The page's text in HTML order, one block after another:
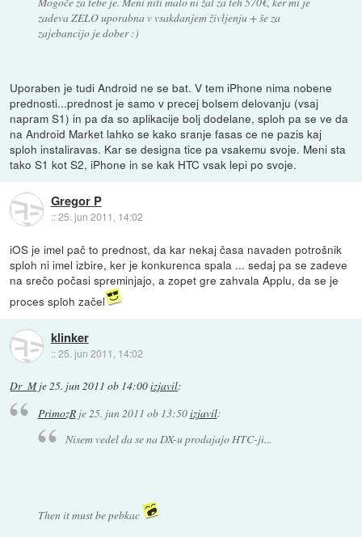
zadeva ZELO uporabna v vsakdanjem življenju + še za
zajebancijo je dober :)
Uporaben je tudi Android ne se bat. V tem iPhone nima nobene
prednosti...prednost je samo v precej bolsem delovanju (vsaj
napram S1) in pa da so aplikacije bolj dodelane, sploh pa se ve da
na Android Market lahko se kako sranje fasas ce ne pazis kaj
sploh instaliravas. Kar se designa tice pa vsakemu svoje. Meni sta
tako S1 kot S2, iPhone in se kak HTC vsak lepi po svoje.
Gregor P
::25. jun 2011, 14:02
iOS je imel pač to prednost, da kar nekaj časa navaden potrošnik
sploh ni imel izbire, ker je konkurenca spala ... sedaj pa se zadeve
na srečo počasi spreminjajo, a zopet gre zahvala Applu, da se je
proces sploh začel
klinker
::25. jun 2011, 14:02
Dr_Mje25. jun 2011 ob 14:00izjavil:
PrimozRje 25. jun 2011 ob 13:50izjavil:
Nisem vedel da se na DX-u prodajajo HTC-ji...
Then it must be pebkac